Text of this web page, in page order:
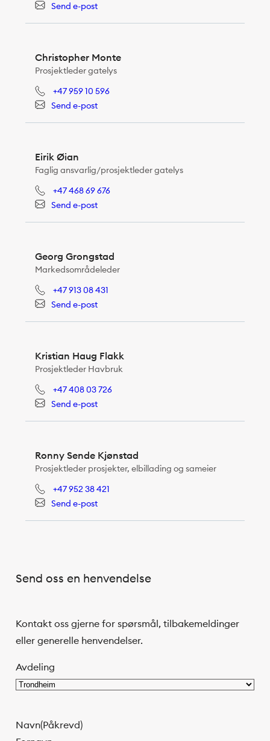
Send e-post
Christopher Monte
Prosjektleder gatelys
+47 959 10 596
Send e-post
Eirik Øian
Faglig ansvarlig/prosjektleder gatelys
+47 468 69 676
Send e-post
Georg Grongstad
Markedsområdeleder
+47 913 08 431
Send e-post
Kristian Haug Flakk
Prosjektleder Havbruk
+47 408 03 726
Send e-post
Ronny Sende Kjønstad
Prosjektleder prosjekter, elbillading og sameier
+47 952 38 421
Send e-post
Send oss en henvendelse
Kontakt oss gjerne for spørsmål, tilbakemeldinger
eller generelle henvendelser.
Avdeling
Navn(Påkrevd)